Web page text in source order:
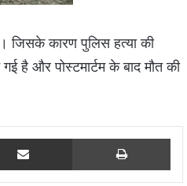
जिसके कारण पुलिस हत्या की
है और पोस्टमार्टम के बाद मौत की
Share via Email Print